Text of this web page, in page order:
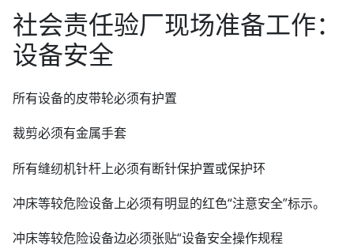
社会责任验厂现场准备工作：
设备安全
所有设备的皮带轮必须有护置
裁剪必须有金属手套
所有缝纫机针杆上必须有断针保护置或保护环
冲床等较危险设备上必须有明显的红色“注意安全”标示。
冲床等较危险设备边必须张贴“设备安全操作规程